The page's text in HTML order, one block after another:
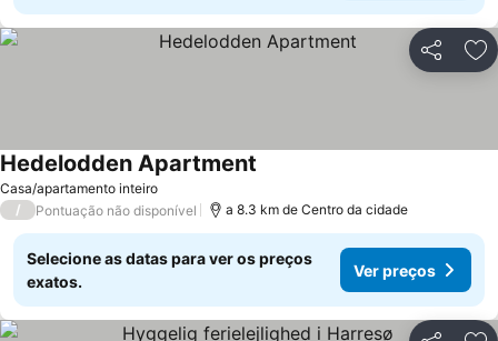
Partilhar
Casa/apartamento inteiro
Hedelodden Apartment
/ Pontuação não disponível a 8.3 km de Centro da cidade
Selecione as datas para ver os preços
exatos.
Ver preços